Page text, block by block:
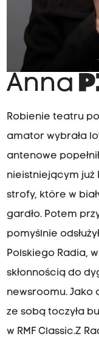
Anna
Robienie teatru
amator wybrała
antenowe
nieistniejącym już
strofy, które w
gardło. Potem
pomyślnie
Polskiego Radia,
skłonnością do
newsroomu. Jako
ze sobą toczyła
w RMF Classic.Z